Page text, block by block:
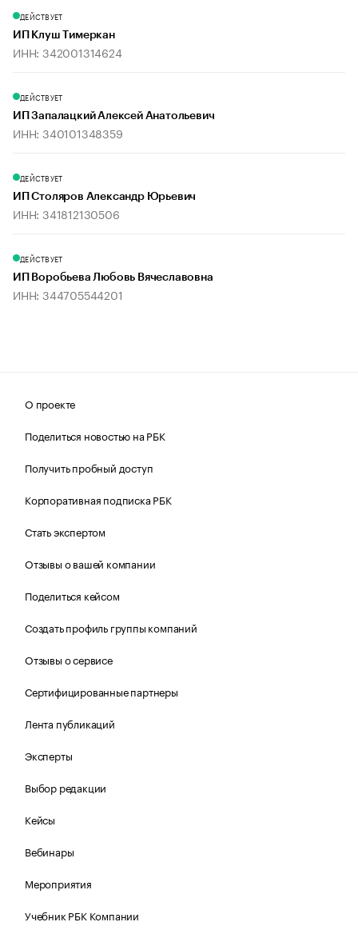
ДЕЙСТВУЕТ
ИП Клуш Тимеркан
ИНН: 342001314624
ДЕЙСТВУЕТ
ИП Запалацкий Алексей Анатольевич
ИНН: 340101348359
ДЕЙСТВУЕТ
ИП Столяров Александр Юрьевич
ИНН: 341812130506
ДЕЙСТВУЕТ
ИП Воробьева Любовь Вячеславовна
ИНН: 344705544201
О проекте
Поделиться новостью на РБК
Получить пробный доступ
Корпоративная подписка РБК
Стать экспертом
Отзывы о вашей компании
Поделиться кейсом
Создать профиль группы компаний
Отзывы о сервисе
Сертифицированные партнеры
Лента публикаций
Эксперты
Выбор редакции
Кейсы
Вебинары
Мероприятия
Учебник РБК Компании